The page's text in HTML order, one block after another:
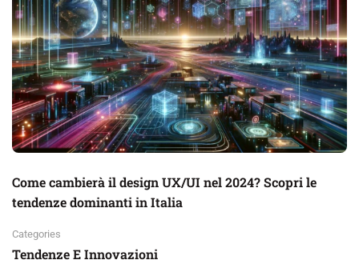
Come cambierà il design UX/UI nel 2024? Scopri le
tendenze dominanti in Italia
Categories
Tendenze E Innovazioni